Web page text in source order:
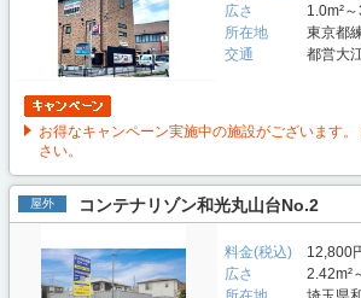
広さ
1.0m²
所在地
東京都
交通
都営大
お得なキャンペーン実施中の施設がございます
さい。
屋外 コンテナリゾン和光丸山台No.2
料金(税込)
12,800
広さ
2.42m²